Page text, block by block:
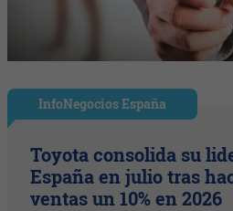
InfoNegocios España
Toyota consolida su
España en julio tras
ventas un 10% en 2026